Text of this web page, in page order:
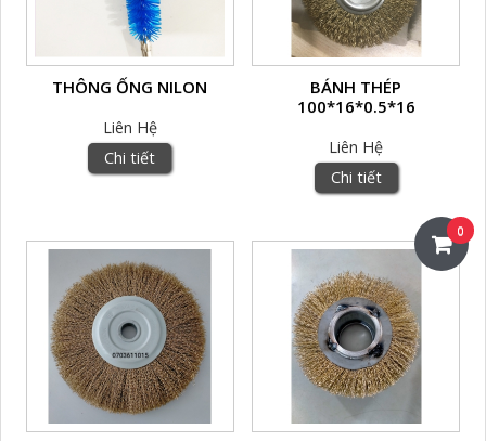
THÔNG ỐNG NILON
Liên Hệ
Chi tiết
BÁNH THÉP
100*16*0.5*16
Liên Hệ
Chi tiết
0